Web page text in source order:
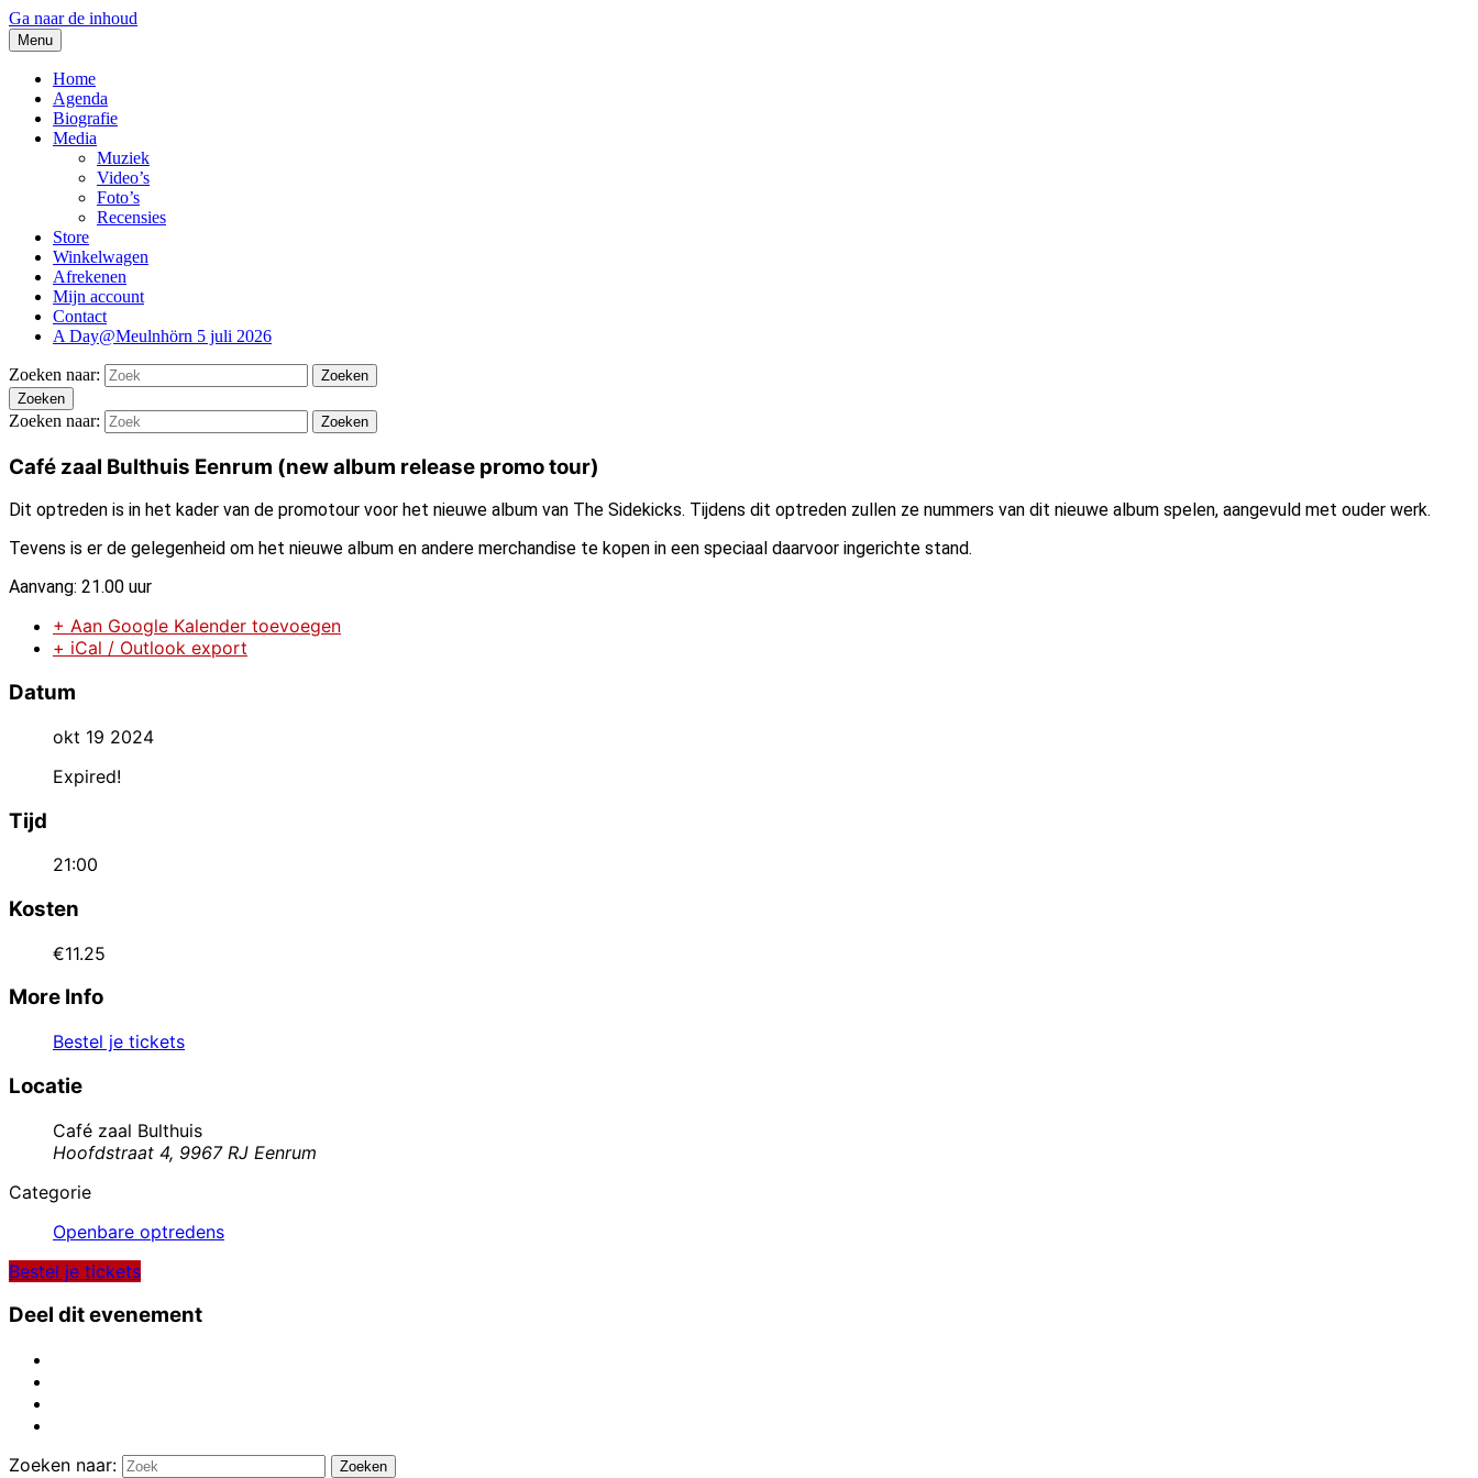
Ga naar de inhoud
thesidekicks.nl
Blues And More uit Meulnhorn
Menu
Home
Agenda
Biografie
Media
Muziek
Video’s
Foto’s
Recensies
Store
Winkelwagen
Afrekenen
Mijn account
Contact
A Day@Meulnhörn 5 juli 2026
Zoeken naar:
Zoeken
Zoeken
Zoeken naar: Zoeken
Café zaal Bulthuis Eenrum (new album release promo tour)
Dit optreden is in het kader van de promotour voor het nieuwe album van The Sidekicks. Tijdens dit optreden zullen ze nummers van dit nieuwe album spelen, aangevuld met ouder werk.
Tevens is er de gelegenheid om het nieuwe album en andere merchandise te kopen in een speciaal daarvoor ingerichte stand.
Aanvang: 21.00 uur
+ Aan Google Kalender toevoegen
+ iCal / Outlook export
Datum
okt 19 2024
Expired!
Tijd
21:00
Kosten
€11.25
More Info
Bestel je tickets
Locatie
Café zaal Bulthuis
Hoofdstraat 4, 9967 RJ Eenrum
Categorie
Openbare optredens
Bestel je tickets
Deel dit evenement
Zoeken naar: Zoeken